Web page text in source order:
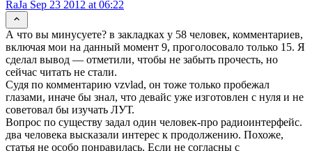
RaJa Sep 23 2012 at 06:22
А что вы минусуете? в закладках у 58 человек, комментариев,
включая мои на данный момент 9, проголосовало только 15. Я
сделал вывод — отметили, чтобы не забыть прочесть, но
сейчас читать не стали.
Судя по комментарию vzvlad, он тоже только пробежал
глазами, иначе бы знал, что девайс уже изготовлен с нуля и не
советовал бы изучать ЛУТ.
Вопрос по существу задал один человек-про радиоинтерфейс.
два человека высказали интерес к продолжению. Похоже,
статья не особо понравилась. Если не согласны с